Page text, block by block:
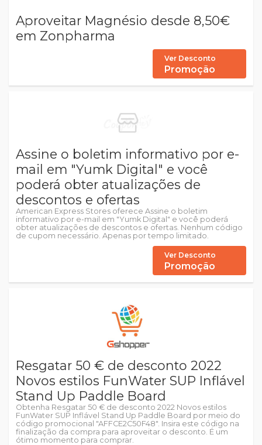
Aproveitar Magnésio desde 8,50€
em Zonpharma
Ver Desconto
Promoção
Assine o boletim informativo por e-
mail em "Yumk Digital" e você
poderá obter atualizações de
descontos e ofertas
American Express Stores oferece Assine o boletim
informativo por e-mail em "Yumk Digital" e você poderá
obter atualizações de descontos e ofertas. Nenhum código
de cupom necessário. Apenas por tempo limitado.
Ver Desconto
Promoção
Resgatar 50 € de desconto 2022
Novos estilos FunWater SUP Inflável
Stand Up Paddle Board
Obtenha Resgatar 50 € de desconto 2022 Novos estilos
FunWater SUP Inflável Stand Up Paddle Board por meio do
código promocional "AFFCE2C50F48". Insira este código na
finalização da compra para aproveitar o desconto. É um
ótimo momento para comprar.